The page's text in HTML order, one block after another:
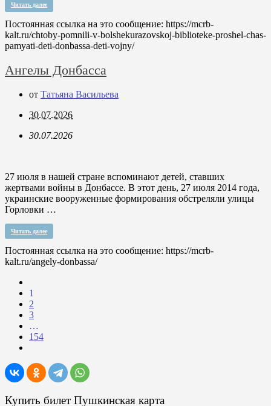
Читать далее
Постоянная ссылка на это сообщение: https://mcrb-
kalt.ru/chtoby-pomnili-v-bolshekurazovskoj-biblioteke-proshel-chas-
pamyati-deti-donbassa-deti-vojny/
Ангелы Донбасса
от Татьяна Васильева
30.07.2026
30.07.2026
27 июля в нашей стране вспоминают детей, ставших
жертвами войны в Донбассе. В этот день, 27 июля 2014 года,
украинские вооруженные формирования обстреляли улицы
Горловки …
Читать далее
Постоянная ссылка на это сообщение: https://mcrb-
kalt.ru/angely-donbassa/
1
2
3
…
154
Купить билет Пушкинская карта